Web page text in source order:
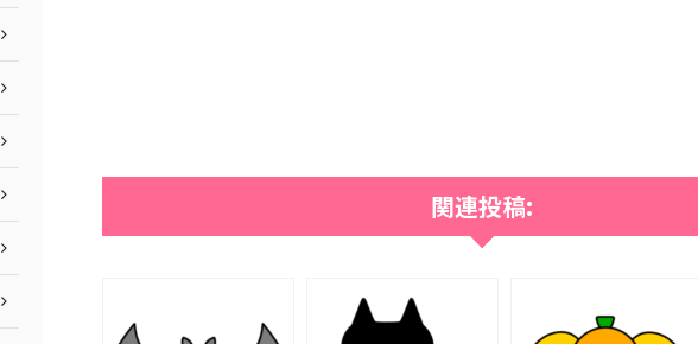
関連投稿: